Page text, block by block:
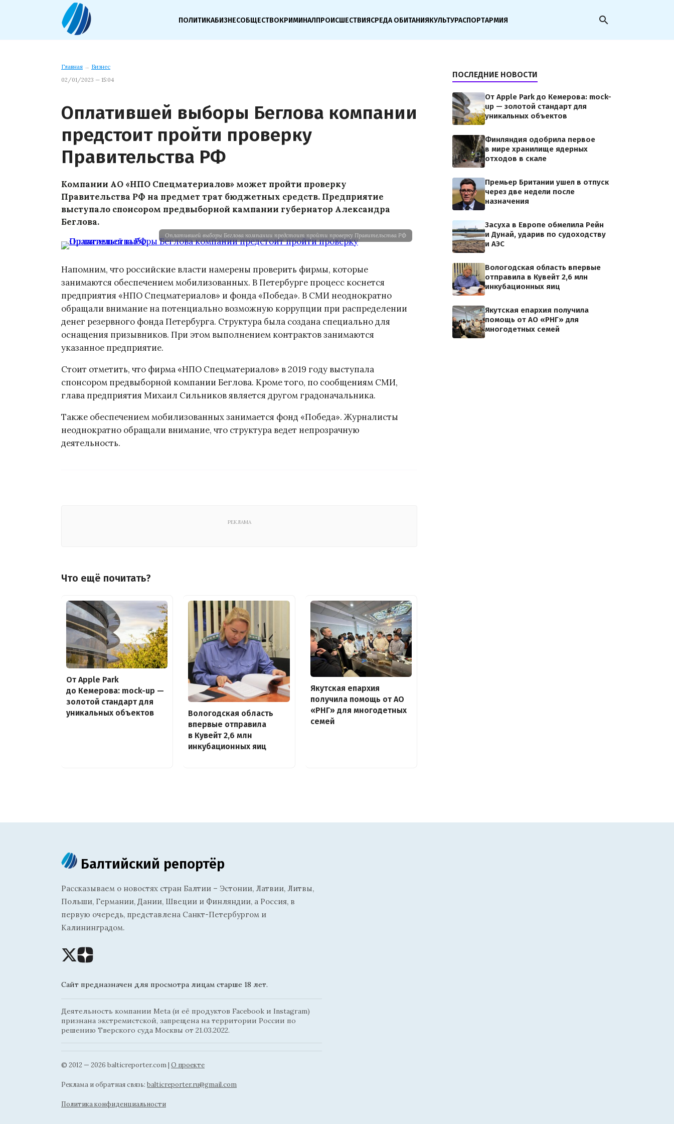
ПОЛИТИКАБИЗНЕСОБЩЕСТВОКРИМИНАЛПРОИСШЕСТВИЯСРЕДА ОБИТАНИЯКУЛЬТУРАСПОРТАРМИЯ search
Главная → Бизнес
02/01/2023 — 15:04
Оплатившей выборы Беглова компании
предстоит пройти проверку
Правительства РФ
Компании АО «НПО Спецматериалов» может пройти проверку
Правительства РФ на предмет трат бюджетных средств. Предприятие
выступало спонсором предвыборной кампании губернатор Александра
Беглова.
Оплатившей выборы Беглова компании предстоит пройти проверку Правительства РФ
Напомним, что российские власти намерены проверить фирмы, которые
занимаются обеспечением мобилизованных. В Петербурге процесс коснется
предприятия «НПО Спецматериалов» и фонда «Победа». В СМИ неоднократно
обращали внимание на потенциально возможную коррупции при распределении
денег резервного фонда Петербурга. Структура была создана специально для
оснащения призывников. При этом выполнением контрактов занимаются
указанное предприятие.
Стоит отметить, что фирма «НПО Спецматериалов» в 2019 году выступала
спонсором предвыборной компании Беглова. Кроме того, по сообщениям СМИ,
глава предприятия Михаил Сильников является другом градоначальника.
Также обеспечением мобилизованных занимается фонд «Победа». Журналисты
неоднократно обращали внимание, что структура ведет непрозрачную
деятельность.
РЕКЛАМА
Что ещё почитать?
От Apple Park
до Кемерова: mock-up —
золотой стандарт для
уникальных объектов
Вологодская область
впервые отправила
в Кувейт 2,6 млн
инкубационных яиц
Якутская епархия
получила помощь от АО
«РНГ» для многодетных
семей
ПОСЛЕДНИЕ НОВОСТИ
От Apple Park до Кемерова: mock-
up — золотой стандарт для
уникальных объектов
Финляндия одобрила первое
в мире хранилище ядерных
отходов в скале
Премьер Британии ушел в отпуск
через две недели после
назначения
Засуха в Европе обмелила Рейн
и Дунай, ударив по судоходству
и АЭС
Вологодская область впервые
отправила в Кувейт 2,6 млн
инкубационных яиц
Якутская епархия получила
помощь от АО «РНГ» для
многодетных семей
Балтийский репортёр
Рассказываем о новостях стран Балтии – Эстонии, Латвии, Литвы,
Польши, Германии, Дании, Швеции и Финляндии, а Россия, в
первую очередь, представлена Санкт-Петербургом и
Калининградом.
Сайт предназначен для просмотра лицам старше 18 лет.
Деятельность компании Meta (и её продуктов Facebook и Instagram)
признана экстремистской, запрещена на территории России по
решению Тверского суда Москвы от 21.03.2022.
© 2012 — 2026 balticreporter.com | О проекте
Реклама и обратная связь: balticreporter.ru@gmail.com
Политика конфиденциальности